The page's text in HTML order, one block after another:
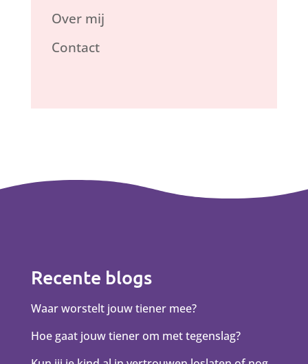
Over mij
Contact
Recente blogs
Waar worstelt jouw tiener mee?
Hoe gaat jouw tiener om met tegenslag?